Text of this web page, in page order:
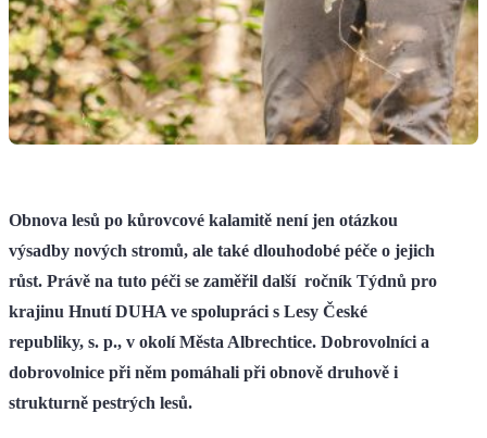
Obnova lesů po kůrovcové kalamitě není jen otázkou
výsadby nových stromů, ale také dlouhodobé péče o jejich
růst. Právě na tuto péči se zaměřil další ročník Týdnů pro
krajinu Hnutí DUHA ve spolupráci s Lesy České
republiky, s. p., v okolí Města Albrechtice. Dobrovolníci a
dobrovolnice při něm pomáhali při obnově druhově i
strukturně pestrých lesů.